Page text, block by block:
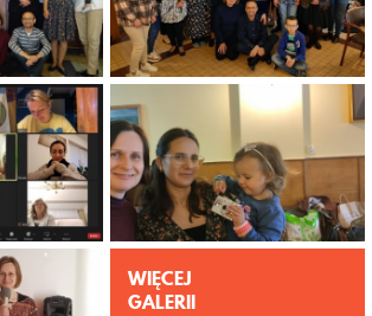
WIĘCEJ
GALERII